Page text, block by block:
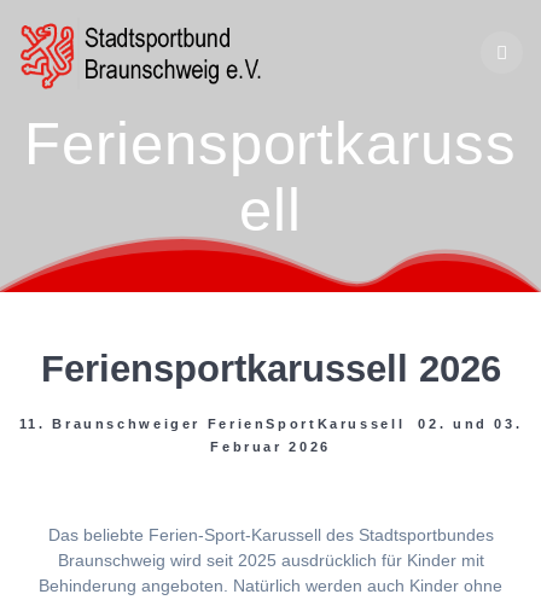
Feriensportkaruss
ell
Feriensportkarussell 2026
11. Braunschweiger FerienSportKarussell 02. und 03.
Februar 2026
Das beliebte Ferien-Sport-Karussell des Stadtsportbundes
Braunschweig wird seit 2025 ausdrücklich für Kinder mit
Behinderung angeboten. Natürlich werden auch Kinder ohne